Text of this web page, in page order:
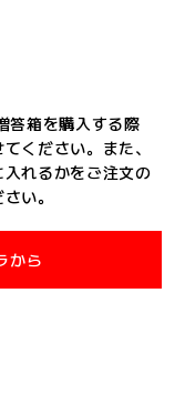
答箱を購入する際
ください。また、
れるかをご注文の
い。
から